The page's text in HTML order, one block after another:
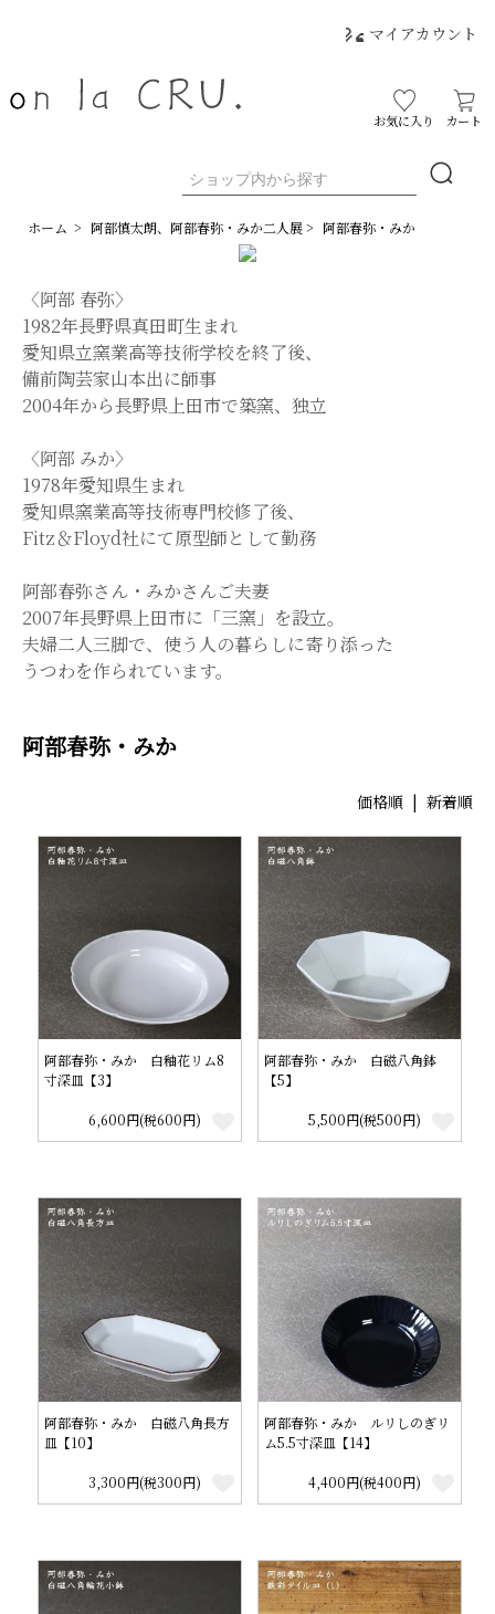
マイアカウント
お気に入り カート
ホーム > 阿部慎太朗、阿部春弥・みか二人展> 阿部春弥・みか
〈阿部 春弥〉
1982年長野県真田町生まれ
愛知県立窯業高等技術学校を終了後、
備前陶芸家山本出に師事
2004年から長野県上田市で築窯、独立
〈阿部 みか〉
1978年愛知県生まれ
愛知県窯業高等技術専門校修了後、
Fitz＆Floyd社にて原型師として勤務
阿部春弥さん・みかさんご夫妻
2007年長野県上田市に「三窯」を設立。
夫婦二人三脚で、使う人の暮らしに寄り添った
うつわを作られています。
阿部春弥・みか
価格順 | 新着順
阿部春弥・みか 白釉花リム8
寸深皿【3】
6,600円(税600円)
阿部春弥・みか 白磁八角鉢
【5】
5,500円(税500円)
阿部春弥・みか 白磁八角長方
皿【10】
3,300円(税300円)
阿部春弥・みか ルリしのぎリ
ム5.5寸深皿【14】
4,400円(税400円)